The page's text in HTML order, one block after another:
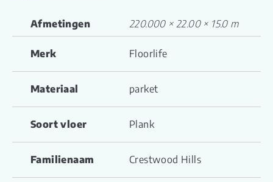
Afmetingen 220.000 × 22.00 × 15.0 m
Merk Floorlife
Materiaal parket
Soort vloer Plank
Familienaam Crestwood Hills